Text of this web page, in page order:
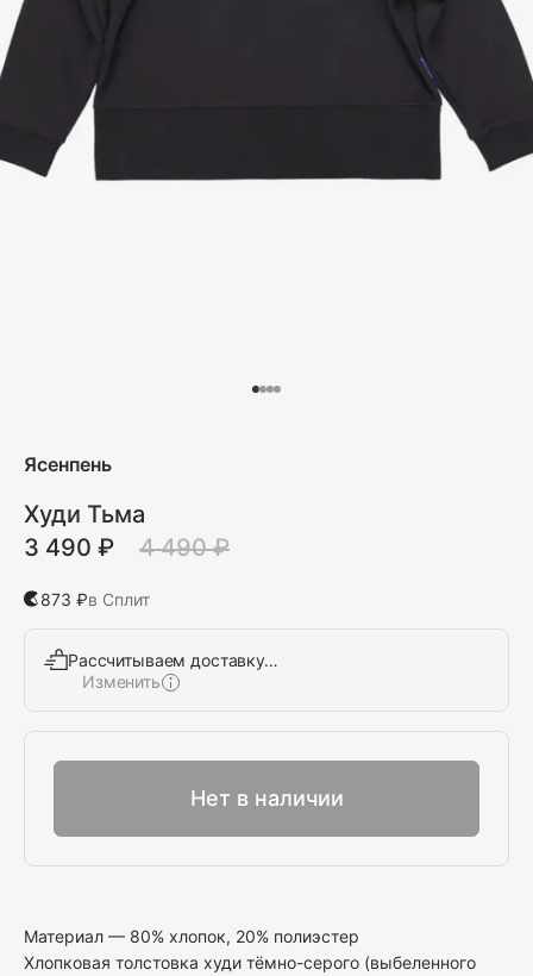
Ясенпень
Худи Тьма
3 490 ₽
4 490 ₽
873 ₽в Сплит
Рассчитываем доставку…
Изменить
Нет в наличии
Материал — 80% хлопок, 20% полиэстер
Хлопковая толстовка худи тёмно-серого (выбеленного